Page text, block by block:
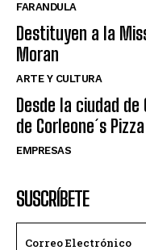
FARANDULA
Destituyen a la
Moran
ARTE Y CULTURA
Desde la ciudad
de Corleone´s Pizza
EMPRESAS
SUSCRÍBETE